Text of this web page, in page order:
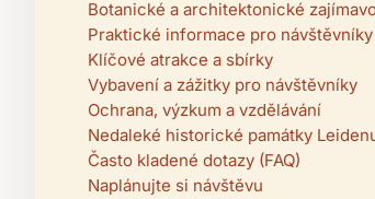
Botanické a architektonické
Praktické informace pro návštěvníky
Klíčové atrakce a sbírky
Vybavení a zážitky pro návštěvníky
Ochrana, výzkum a vzdělávání
Nedaleké historické památky
Často kladené dotazy (FAQ)
Naplánujte si návštěvu